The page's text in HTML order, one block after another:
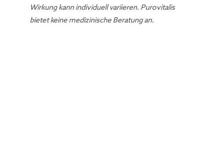
Wirkung kann individuell variieren. Purovitalis
bietet keine medizinische Beratung an.